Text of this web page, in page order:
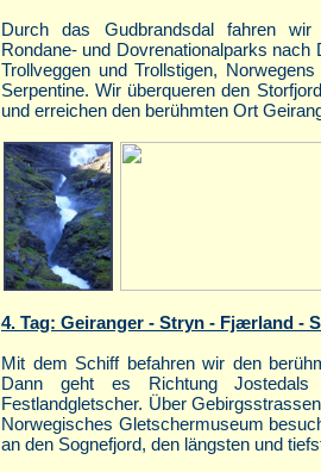
Durch das Gudbrandsdal fahren
Rondane- und Dovrenationalparks
Trollveggen und Trollstigen,
Serpentine. Wir überqueren den
und erreichen den berühmten Ort
4. Tag: Geiranger - Stryn - Fjærland -
Mit dem Schiff befahren wir den
Dann geht es Richtung Jostedals
Festlandgletscher. Über
Norwegisches Gletschermuseum
an den Sognefjord, den längsten und